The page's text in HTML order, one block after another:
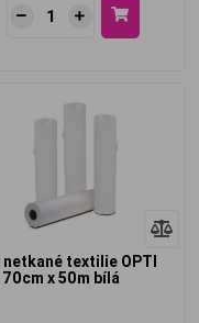
netkané textilie OPTI
x 50m bílá